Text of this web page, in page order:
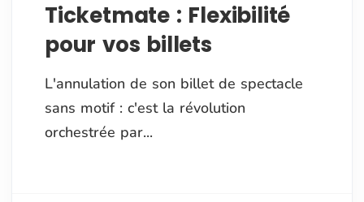
Ticketmate : Flexibilité
pour vos billets
L'annulation de son billet de spectacle
sans motif : c'est la révolution
orchestrée par...